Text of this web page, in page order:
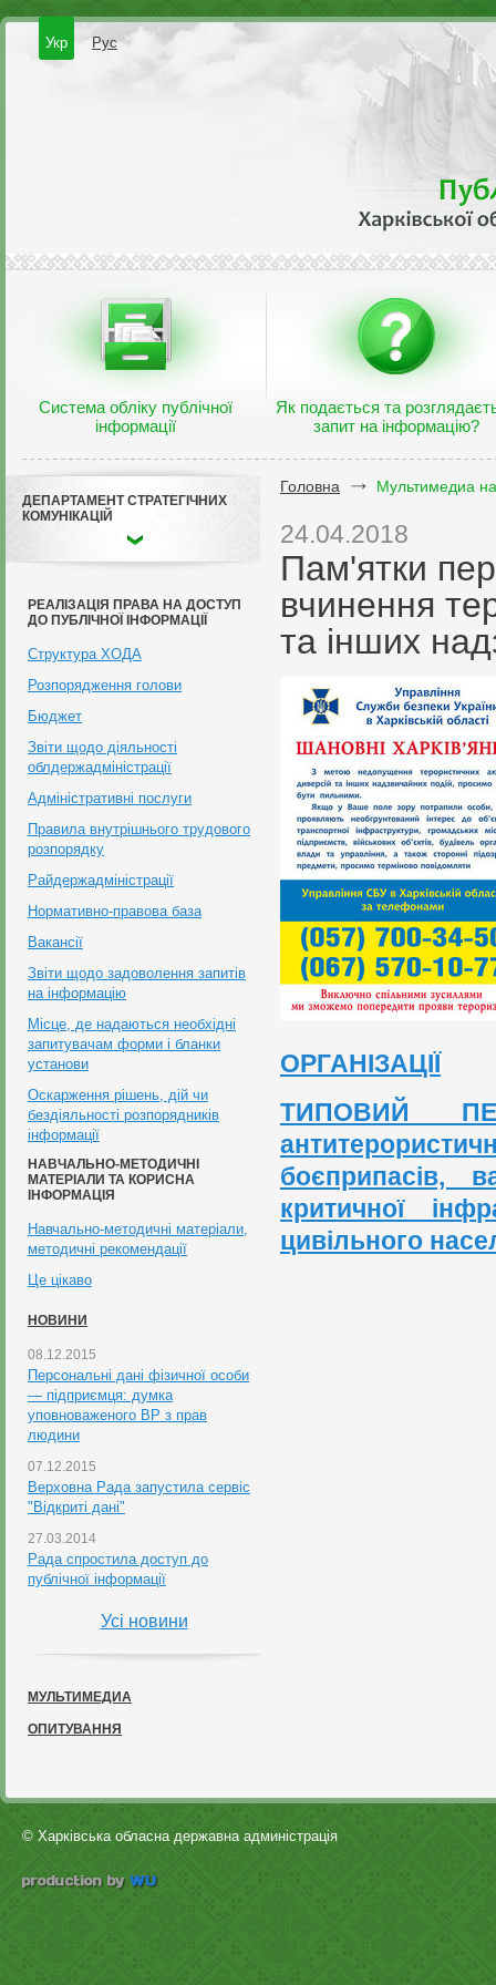
Укр Рус
Система обліку публічної
інформації
Як подається та
запит на інформацію?
ДЕПАРТАМЕНТ СТРАТЕГІЧНИХ
КОМУНІКАЦІЙ
РЕАЛІЗАЦІЯ ПРАВА НА ДОСТУП
ДО ПУБЛІЧНОЇ ІНФОРМАЦІЇ
Структура ХОДА
Розпорядження голови
Бюджет
Звіти щодо діяльності
облдержадміністрації
Адміністративні послуги
Правила внутрішнього трудового
розпорядку
Райдержадміністрації
Нормативно-правова база
Вакансії
Звіти щодо задоволення запитів
на інформацію
Місце, де надаються необхідні
запитувачам форми і бланки
установи
Оскарження рішень, дій чи
бездіяльності розпорядників
інформації
НАВЧАЛЬНО-МЕТОДИЧНІ
МАТЕРІАЛИ ТА КОРИСНА
ІНФОРМАЦІЯ
Навчально-методичні матеріали,
методичні рекомендації
Це цікаво
НОВИНИ
08.12.2015
Персональні дані фізичної особи
— підприємця: думка
уповноваженого ВР з прав
людини
07.12.2015
Верховна Рада запустила сервіс
"Відкриті дані"
27.03.2014
Рада спростила доступ до
публічної інформації
Усі новини
МУЛЬТИМЕДИА
ОПИТУВАННЯ
Головна Мультимедиа
24.04.2018
Пам'ятки
вчинення
та інших
ОРГАНІЗАЦІЇ
ТИПОВИЙ
боєприпасів,
критичної
цивільного
© Харківська обласна державна админістрація